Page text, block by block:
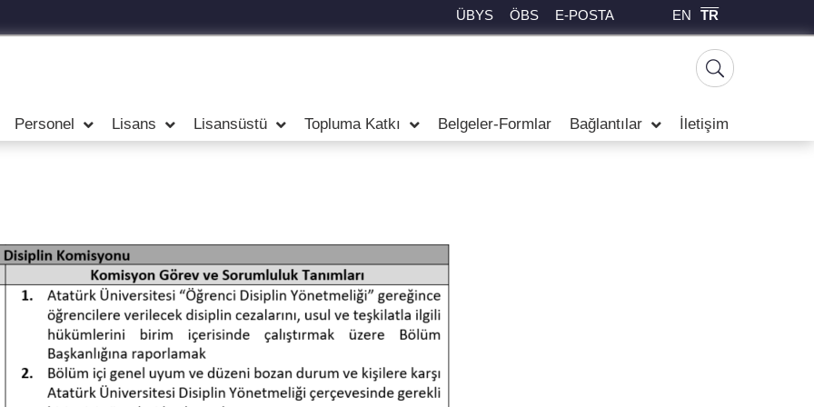
ÜBYS ÖBS E-POSTA EN TR
Personel Lisans Lisansüstü Topluma Katkı Belgeler-Formlar Bağlantılar İletişim